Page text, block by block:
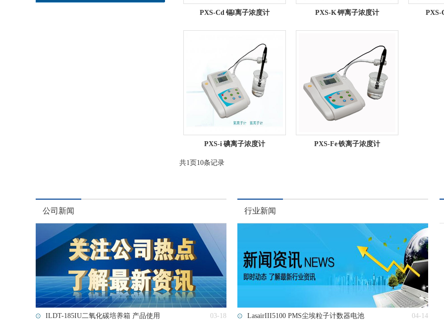
PXS-Cd 镉l离子浓度计 PXS-K 钾离子浓度计 PXS-
PXS-i 碘离子浓度计 PXS-Fe 铁离子浓度计
共1页10条记录
公司新闻
ILDT-185IU二氧化碳培养箱 产品使用 03-18
行业新闻
LasairIII5100 PMS尘埃粒子计数器电池 04-14